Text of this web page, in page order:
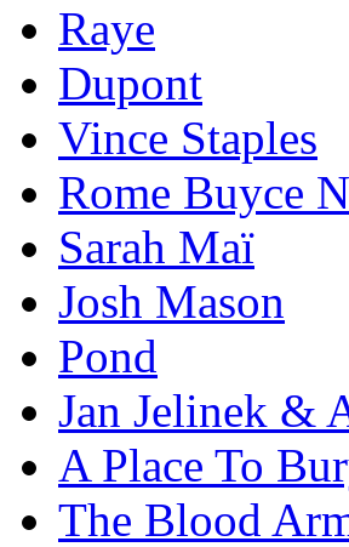
Raye
Dupont
Vince Staples
Rome Buyce
Sarah Maï
Josh Mason
Pond
Jan Jelinek &
A Place To
The Blood